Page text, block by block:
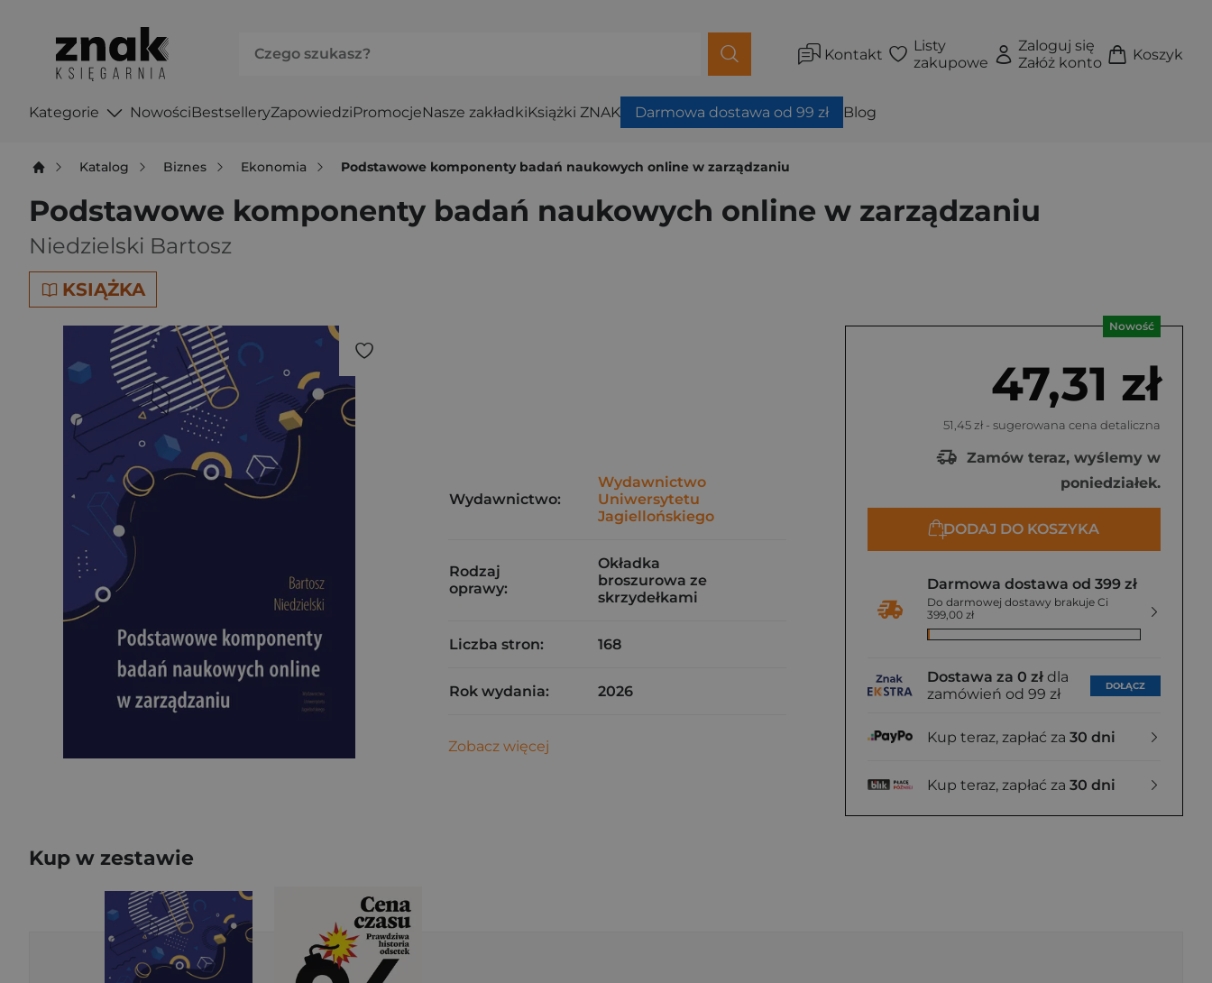
Kontakt
Listy
zakupowe
Zaloguj się
Załóż konto
Koszyk
Kategorie NowościBestselleryZapowiedziPromocjeNasze zakładkiKsiążki ZNAK Darmowa dostawa od 99 zł Blog
Katalog Biznes Ekonomia Podstawowe komponenty badań naukowych online w zarządzaniu
Podstawowe komponenty badań naukowych online w zarządzaniu
Niedzielski Bartosz
KSIĄŻKA
Nowość
47,31 zł
51,45 zł - sugerowana cena detaliczna
Zamów teraz, wyślemy w
poniedziałek.
DODAJ DO KOSZYKA
Darmowa dostawa od 399 zł
Do darmowej dostawy brakuje Ci
399,00 zł
Dostawa za 0 zł dla
zamówień od 99 zł
DOŁĄCZ
Kup teraz, zapłać za 30 dni
Kup teraz, zapłać za 30 dni
Wydawnictwo:
Wydawnictwo
Uniwersytetu
Jagiellońskiego
Rodzaj
oprawy:
Okładka
broszurowa ze
skrzydełkami
Liczba stron: 168
Rok wydania: 2026
Zobacz więcej
Kup w zestawie